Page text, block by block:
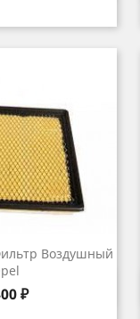
Воздушный
₽
просмотр